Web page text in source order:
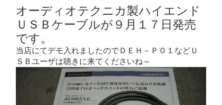
オーディオテクニカ製ハイエンド
ＵＳＢケーブルが９月１７日発売
です。
当店にてデモ入れましたのでＤＥＨ－Ｐ０１などＵ
ＳＢユーザは聴きに来てくださいね～